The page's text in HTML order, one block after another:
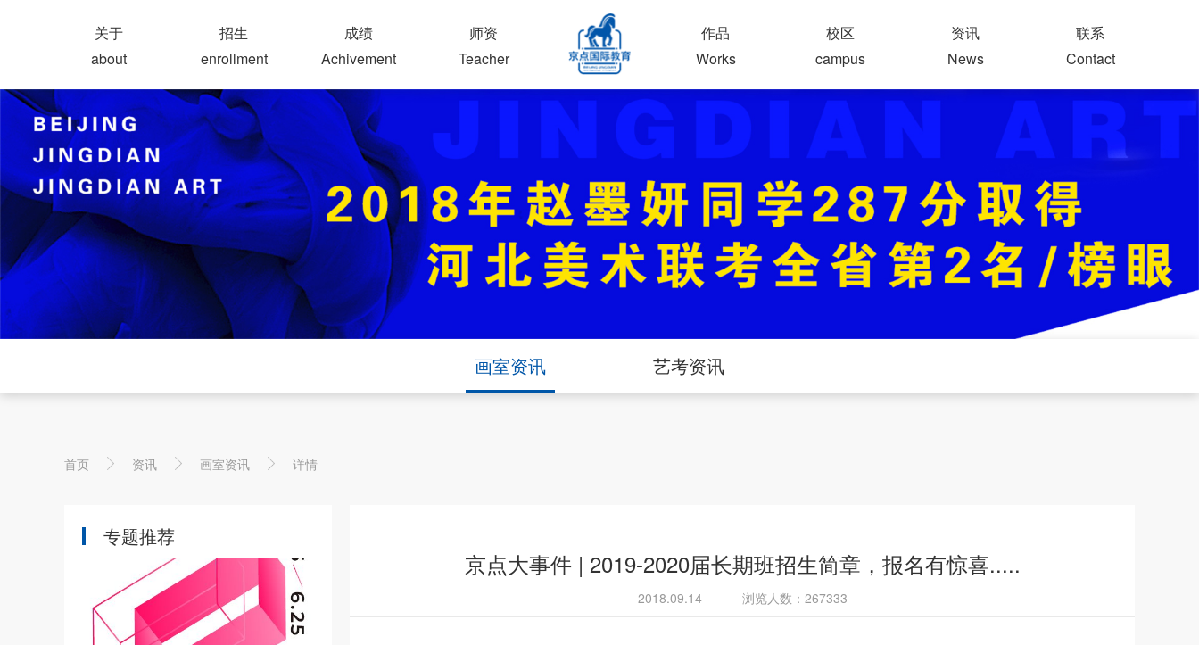
关于
about
招生
enrollment
成绩
Achivement
师资
Teacher
作品
Works
校区
campus
资讯
News
联系
Contact
画室资讯 艺考资讯
首页 资讯 画室资讯 详情
京点大事件 | 2019-2020届长期班招生简章，报名有惊喜.....
2018.09.14 浏览人数：267333
专题推荐